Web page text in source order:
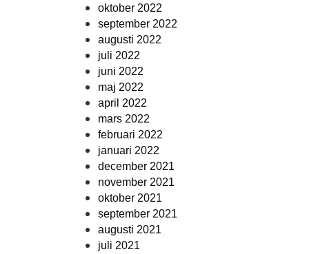
oktober 2022
september 2022
augusti 2022
juli 2022
juni 2022
maj 2022
april 2022
mars 2022
februari 2022
januari 2022
december 2021
november 2021
oktober 2021
september 2021
augusti 2021
juli 2021